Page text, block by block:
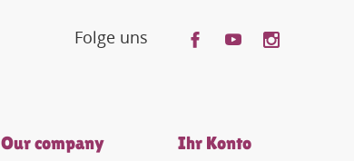
Folge uns
Our company Ihr Konto